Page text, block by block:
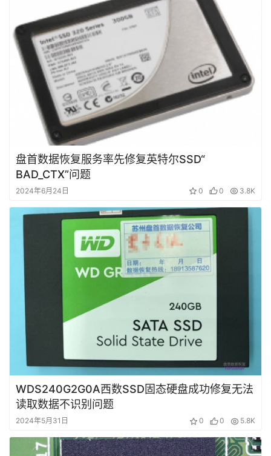
盘首数据恢复服务率先修复英特尔SSD“
BAD_CTX”问题
2024年6月24日 0 0 3.8K
WDS240G2G0A西数SSD固态硬盘成功修复无法
读取数据不识别问题
2024年5月31日 0 0 5.8K